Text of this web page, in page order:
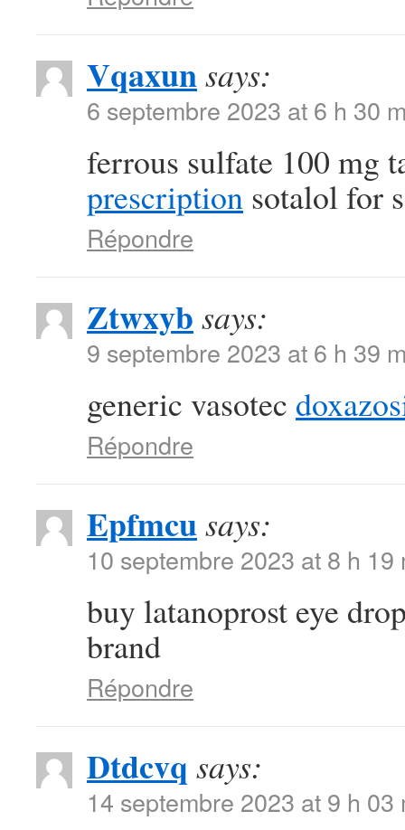
Vqaxunsays:
6 septembre 2023 at 6 h 30
ferrous sulfate 100 mg
prescription sotalol for
Répondre
Ztwxyb says:
9 septembre 2023 at 6 h 39
generic vasotec
Répondre
Epfmcusays:
10 septembre 2023 at 8 h 19
buy latanoprost eye
brand
Répondre
Dtdcvq says:
14 septembre 2023 at 9 h 03